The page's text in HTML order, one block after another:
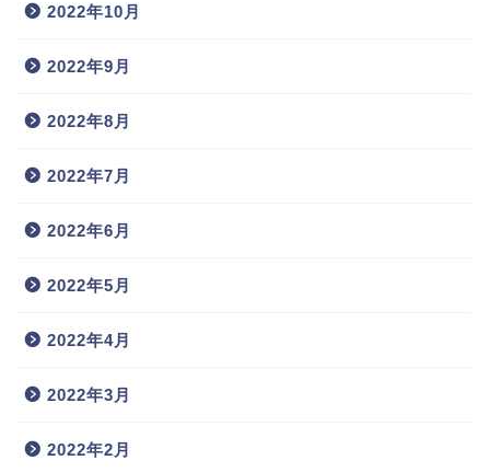
2022年10月
2022年9月
2022年8月
2022年7月
2022年6月
2022年5月
2022年4月
2022年3月
2022年2月